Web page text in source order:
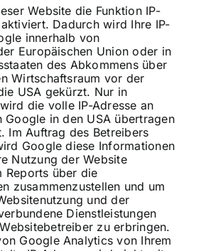
Website die Funktion IP-
Dadurch wird Ihre IP-
innerhalb von
Europäischen Union oder in
des Abkommens über
Wirtschaftsraum vor der
USA gekürzt. Nur in
die volle IP-Adresse an
Google in den USA übertragen
Im Auftrag des Betreibers
Google diese Informationen
Nutzung der Website
Reports über die
zusammenzustellen und um
und der
Dienstleistungen
zu erbringen.
Google Analytics von Ihrem